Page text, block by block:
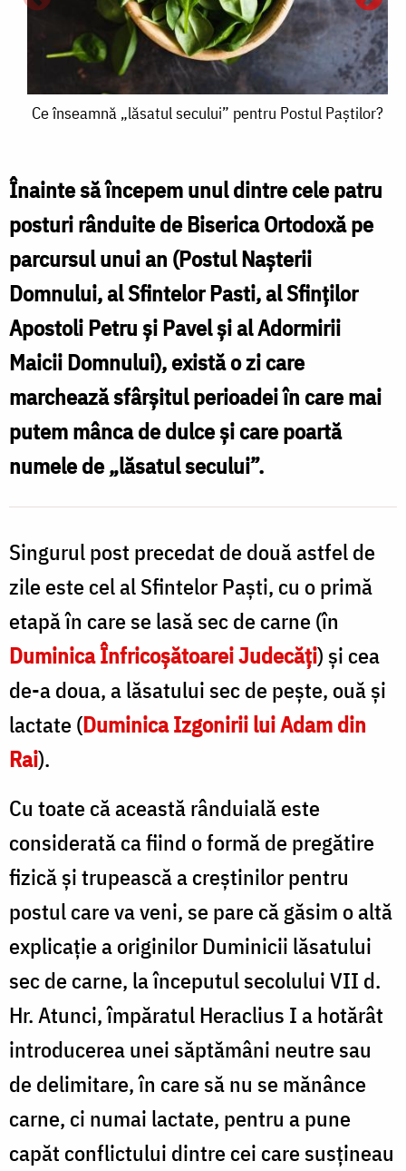
Ce
secului”
pentru
Postul
Paștilor?
Ce înseamnă „lăsatul secului” pentru Postul Paștilor?
Înainte să începem unul dintre cele patru
posturi rânduite de Biserica Ortodoxă pe
parcursul unui an (Postul Nașterii
Domnului, al Sfintelor Pasti, al Sfinților
Apostoli Petru și Pavel și al Adormirii
Maicii Domnului), există o zi care
marchează sfârșitul perioadei în care mai
putem mânca de dulce și care poartă
numele de „lăsatul secului”.
Singurul post precedat de două astfel de
zile este cel al Sfintelor Paști, cu o primă
etapă în care se lasă sec de carne (în
Duminica Înfricoșătoarei Judecăți) și cea
de-a doua, a lăsatului sec de pește, ouă și
lactate (Duminica Izgonirii lui Adam din
Rai).
Cu toate că această rânduială este
considerată ca fiind o formă de pregătire
fizică și trupească a creştinilor pentru
postul care va veni, se pare că găsim o altă
explicație a originilor Duminicii lăsatului
sec de carne, la începutul secolului VII d.
Hr. Atunci, împăratul Heraclius I a hotărât
introducerea unei săptămâni neutre sau
de delimitare, în care să nu se mănânce
carne, ci numai lactate, pentru a pune
capăt conflictului dintre cei care susțineau